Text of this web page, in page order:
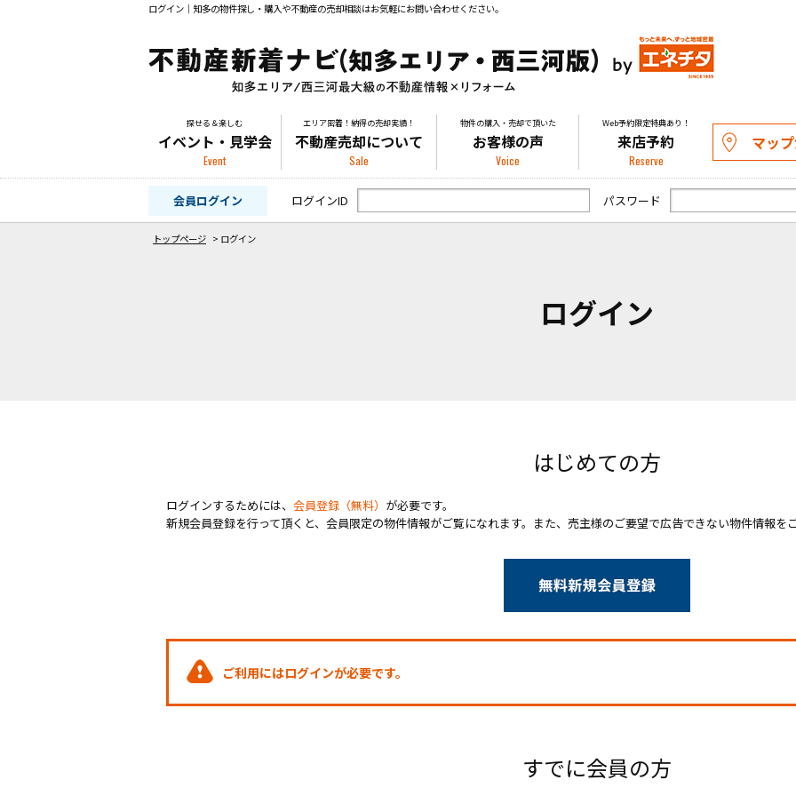
ログイン｜知多の物件探し・購入や不動産の売却相談はお気軽にお問い合わせください。
探せる＆楽しむ
イベント・見学会
Event
エリア密着！納得の売却実績！
不動産売却について
Sale
物件の購入・売却で頂いた
お客様の声
Voice
Web予約限定特典あり！
来店予約
Reserve
マッ
会員ログイン
ログインID パスワード
トップページ > ログイン
ログイン
はじめての方
ログインするためには、 会員登録（無料） が必要です。
新規会員登録を行って頂くと、会員限定の物件情報がご覧になれます。また、売主様のご要望で広告できない物件情報を
ご利用にはログインが必要です。
すでに会員の方